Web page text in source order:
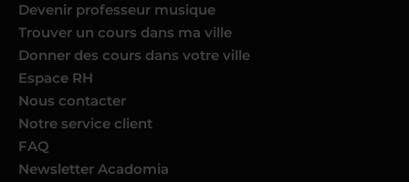
Devenir professeur musique
Trouver un cours dans ma ville
Donner des cours dans votre ville
Espace RH
Nous contacter
Notre service client
FAQ
Newsletter Acadomia